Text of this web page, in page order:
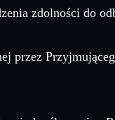
zdolności do
przez